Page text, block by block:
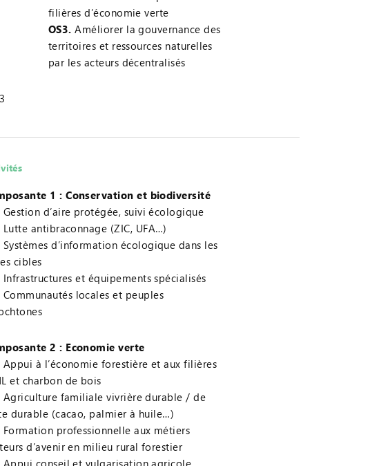
filières d’économie verte
OS3. Améliorer la gouvernance des
territoires et ressources naturelles
par les acteurs décentralisés
1 : Conservation et biodiversité
Gestion d’aire protégée, suivi écologique
Lutte antibraconnage (ZIC, UFA…)
Systèmes d’information écologique dans les
cibles
Infrastructures et équipements spécialisés
Communautés locales et peuples
2 : Economie verte
Appui à l’économie forestière et aux filières
et charbon de bois
Agriculture familiale vivrière durable / de
durable (cacao, palmier à huile…)
Formation professionnelle aux métiers
d’avenir en milieu rural forestier